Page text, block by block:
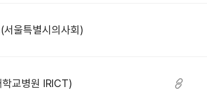
울특별시의사회)
교병원 IRICT)